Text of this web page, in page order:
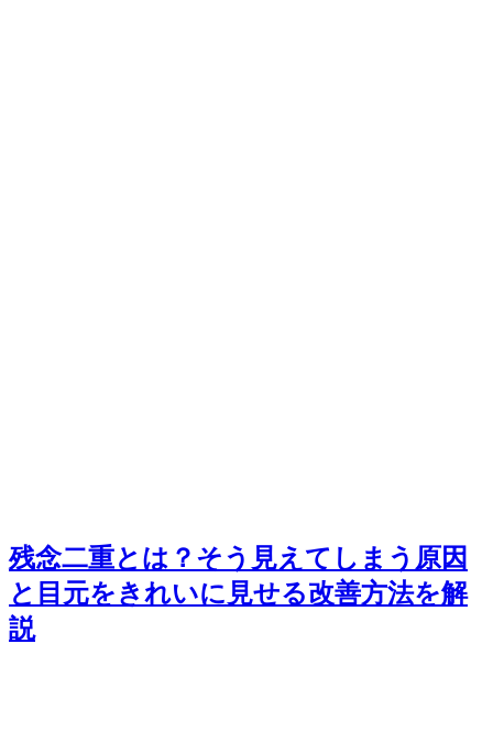
残念二重とは？そう見えてしまう原因
と目元をきれいに見せる改善方法を解
説